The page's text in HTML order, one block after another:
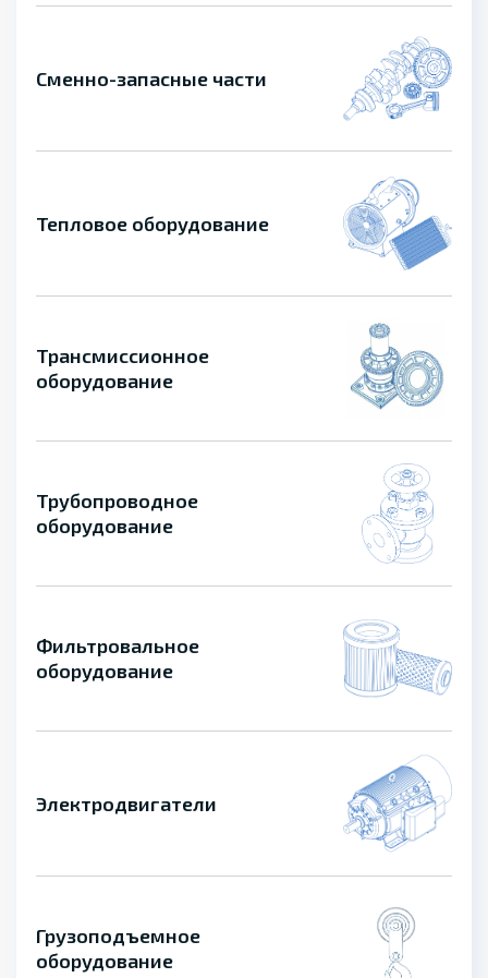
Сменно-запасные части
Тепловое оборудование
Трансмиссионное
оборудование
Трубопроводное
оборудование
Фильтровальное
оборудование
Электродвигатели
Грузоподъемное
оборудование